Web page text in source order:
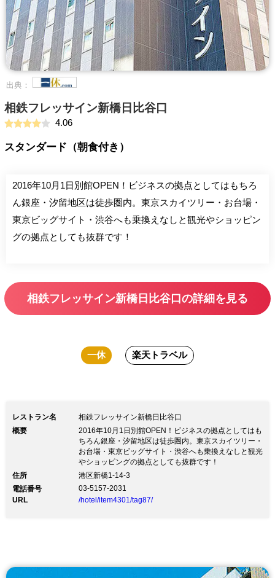
出典：
相鉄フレッサイン新橋日比谷口
4.06
スタンダード（朝食付き）
2016年10月1日別館OPEN！ビジネスの拠点としてはもちろ
ん銀座・汐留地区は徒歩圏内。東京スカイツリー・お台場・
東京ビッグサイト・渋谷へも乗換えなしと観光やショッピン
グの拠点としても抜群です！
相鉄フレッサイン新橋日比谷口の詳細を見る
一休 楽天トラベル
レストラン名
相鉄フレッサイン新橋日比谷口
概要
2016年10月1日別館OPEN！ビジネスの拠点としてはも
ちろん銀座・汐留地区は徒歩圏内。東京スカイツリー・
お台場・東京ビッグサイト・渋谷へも乗換えなしと観光
やショッピングの拠点としても抜群です！
住所
港区新橋1-14-3
電話番号
03-5157-2031
URL
/hotel/item4301/tag87/